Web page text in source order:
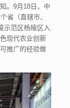
。9月18日，中
省（直辖市、
示范区杨陵区入
现代农业创新
推广的经验做